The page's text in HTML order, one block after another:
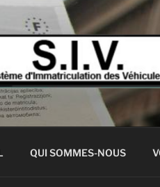
CARTE
d'immatriculation des
QUI SOMMES-NOUS